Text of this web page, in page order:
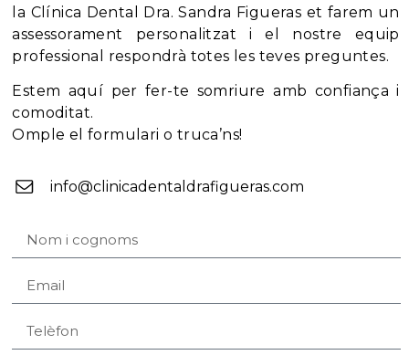
la Clínica Dental Dra. Sandra Figueras et farem un
assessorament personalitzat i el nostre equip
professional respondrà totes les teves preguntes.
Estem aquí per fer-te somriure amb confiança i
comoditat.
Omple el formulari o truca’ns!
info@clinicadentaldrafigueras.com